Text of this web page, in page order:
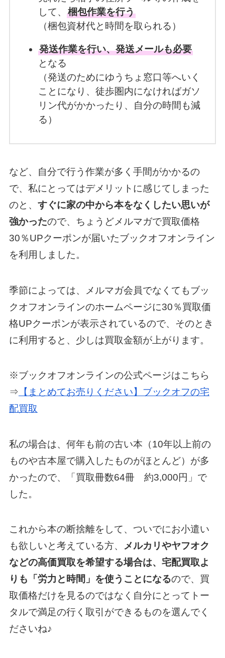
して、梱包作業を行う
（梱包資材代と時間を取られる）
発送作業を行い、発送メールも必要
となる
（発送のためにゆうちょ窓口等へいく
ことになり、徒歩圏内になければガソ
リン代がかかったり、自分の時間も減
る）
など、自分で行う作業が多く手間がかかるの
で、私にとってはデメリットに感じてしまった
のと、 すぐに家の中から本をなくしたい思いが
強かったので、ちょうどメルマガで買取価格
30％UPクーポンが届いたブックオフオンライン
を利用しました。
季節によっては、メルマガ会員でなくてもブッ
クオフオンラインのホームページに30％買取価
格UPクーポンが表示されているので、そのとき
に利用すると、少しは買取金額が上がります。
※ブックオフオンラインの公式ページはこちら
⇒ 【まとめてお売りください】ブックオフの宅
配買取
私の場合は、何年も前の古い本（10年以上前の
ものや古本屋で購入したものがほとんど）が多
かったので、「買取冊数64冊 約3,000円」で
した。
これから本の断捨離をして、ついでにお小遣い
も欲しいと考えている方、 メルカリやヤフオク
などの高価買取を希望する場合は、宅配買取よ
りも「労力と時間」を使うことになるので、買
取価格だけを見るのではなく自分にとってトー
タルで満足の行く取引ができるものを選んでく
ださいね♪